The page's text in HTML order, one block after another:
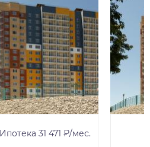
Ипотека 31 471 ₽/мес.